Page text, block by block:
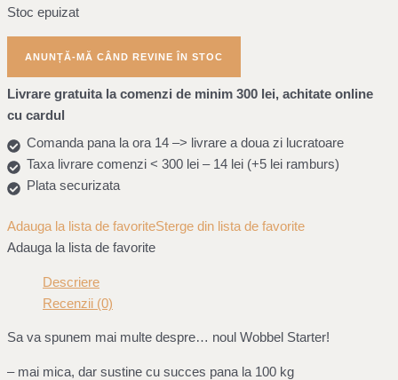
Stoc epuizat
Livrare gratuita la comenzi de minim 300 lei, achitate online
cu cardul
Comanda pana la ora 14 –> livrare a doua zi lucratoare
Taxa livrare comenzi < 300 lei – 14 lei (+5 lei ramburs)
Plata securizata
Adauga la lista de favoriteSterge din lista de favorite
Adauga la lista de favorite
Descriere
Recenzii (0)
Sa va spunem mai multe despre… noul Wobbel Starter!
– mai mica, dar sustine cu succes pana la 100 kg